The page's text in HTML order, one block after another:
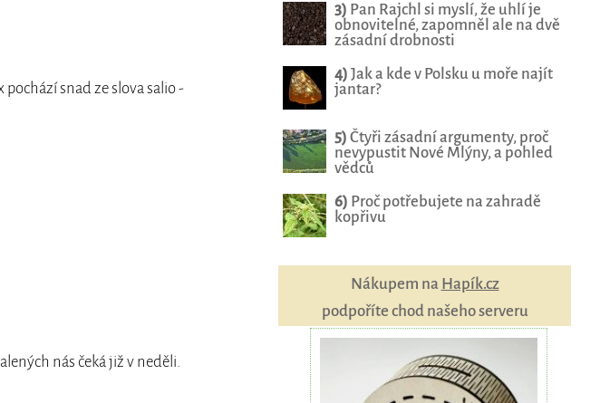
snad ze slova salio -
nás čeká již v neděli.
3) Pan Rajchl si myslí, že uhlí je
obnovitelné, zapomněl ale na dvě
zásadní drobnosti
4) Jak a kde v Polsku u moře najít
jantar?
5) Čtyři zásadní argumenty, proč
nevypustit Nové Mlýny, a pohled
vědců
6) Proč potřebujete na zahradě
kopřivu
Nákupem na Hapík.cz
podpoříte chod našeho serveru